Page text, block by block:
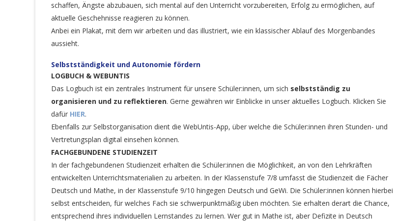
schaffen, Ängste abzubauen, sich mental auf den Unterricht vorzubereiten, Erfolg zu ermöglichen, auf
aktuelle Geschehnisse reagieren zu können.
Anbei ein Plakat, mit dem wir arbeiten und das illustriert, wie ein klassischer Ablauf des Morgenbandes
aussieht.
Selbstständigkeit und Autonomie fördern
LOGBUCH & WEBUNTIS
Das Logbuch ist ein zentrales Instrument für unsere Schüler:innen, um sich selbstständig zu
organisieren und zu reflektieren. Gerne gewähren wir Einblicke in unser aktuelles Logbuch. Klicken Sie
dafür HIER.
Ebenfalls zur Selbstorganisation dient die WebUntis-App, über welche die Schüler:innen ihren Stunden- und
Vertretungsplan digital einsehen können.
FACHGEBUNDENE STUDIENZEIT
In der fachgebundenen Studienzeit erhalten die Schüler:innen die Möglichkeit, an von den Lehrkräften
entwickelten Unterrichtsmaterialien zu arbeiten. In der Klassenstufe 7/8 umfasst die Studienzeit die Fächer
Deutsch und Mathe, in der Klassenstufe 9/10 hingegen Deutsch und GeWi. Die Schüler:innen können hierbei
selbst entscheiden, für welches Fach sie schwerpunktmäßig üben möchten. Sie erhalten derart die Chance,
entsprechend ihres individuellen Lernstandes zu lernen. Wer gut in Mathe ist, aber Defizite in Deutsch